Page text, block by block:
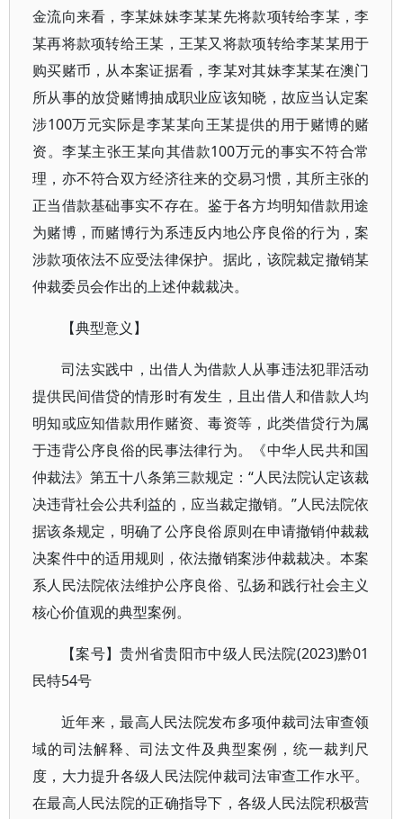
金流向来看，李某妹妹李某某先将款项转给李某，李
某再将款项转给王某，王某又将款项转给李某某用于
购买赌币，从本案证据看，李某对其妹李某某在澳门
所从事的放贷赌博抽成职业应该知晓，故应当认定案
涉100万元实际是李某某向王某提供的用于赌博的赌
资。李某主张王某向其借款100万元的事实不符合常
理，亦不符合双方经济往来的交易习惯，其所主张的
正当借款基础事实不存在。鉴于各方均明知借款用途
为赌博，而赌博行为系违反内地公序良俗的行为，案
涉款项依法不应受法律保护。据此，该院裁定撤销某
仲裁委员会作出的上述仲裁裁决。
【典型意义】
司法实践中，出借人为借款人从事违法犯罪活动
提供民间借贷的情形时有发生，且出借人和借款人均
明知或应知借款用作赌资、毒资等，此类借贷行为属
于违背公序良俗的民事法律行为。《中华人民共和国
仲裁法》第五十八条第三款规定：“人民法院认定该裁
决违背社会公共利益的，应当裁定撤销。”人民法院依
据该条规定，明确了公序良俗原则在申请撤销仲裁裁
决案件中的适用规则，依法撤销案涉仲裁裁决。本案
系人民法院依法维护公序良俗、弘扬和践行社会主义
核心价值观的典型案例。
【案号】贵州省贵阳市中级人民法院(2023)黔01
民特54号
近年来，最高人民法院发布多项仲裁司法审查领
域的司法解释、司法文件及典型案例，统一裁判尺
度，大力提升各级人民法院仲裁司法审查工作水平。
在最高人民法院的正确指导下，各级人民法院积极营